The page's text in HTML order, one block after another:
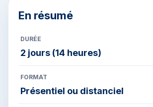
DURÉE
2 jours (14 heures)
FORMAT
Présentiel ou distanciel